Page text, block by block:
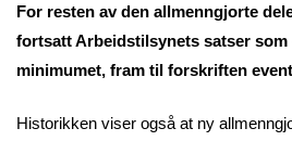
For resten av den allmenngjorte
fortsatt Arbeidstilsynets satser som
minimumet, fram til forskriften
Historikken viser også at ny